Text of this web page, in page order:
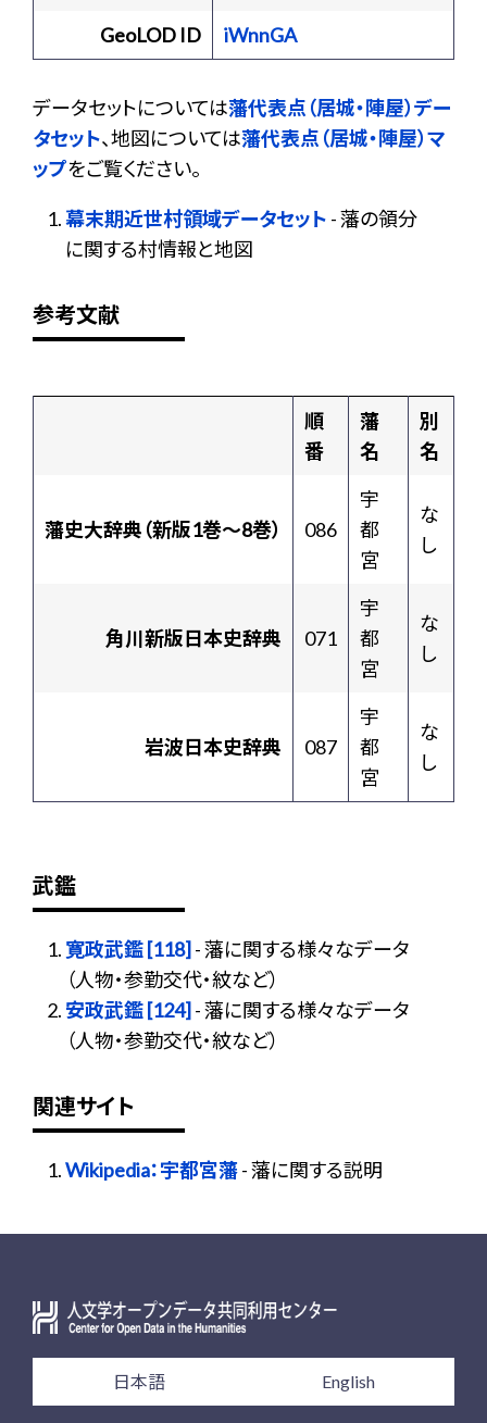
GeoLOD ID
iWnnGA
データセットについては藩代表点（居城・陣屋）デー
タセット、地図については藩代表点（居城・陣屋）マ
ップをご覧ください。
幕末期近世村領域データセット - 藩の領分
に関する村情報と地図
参考文献
順
番
藩
名
別
名
藩史大辞典（新版1巻〜8巻） 086
宇
都
宮
な
し
角川新版日本史辞典 071
宇
都
宮
な
し
岩波日本史辞典 087
宇
都
宮
な
し
武鑑
寛政武鑑 [118]- 藩に関する様々なデータ
（人物・参勤交代・紋など）
安政武鑑 [124]- 藩に関する様々なデータ
（人物・参勤交代・紋など）
関連サイト
Wikipedia：宇都宮藩- 藩に関する説明
日本語 English